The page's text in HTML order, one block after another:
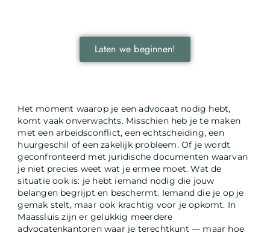
Het moment waarop je een advocaat nodig hebt,
komt vaak onverwachts. Misschien heb je te maken
met een arbeidsconflict, een echtscheiding, een
huurgeschil of een zakelijk probleem. Of je wordt
geconfronteerd met juridische documenten waarvan
je niet precies weet wat je ermee moet. Wat de
situatie ook is: je hebt iemand nodig die jouw
belangen begrijpt en beschermt. Iemand die je op je
gemak stelt, maar ook krachtig voor je opkomt. In
Maassluis zijn er gelukkig meerdere
advocatenkantoren waar je terechtkunt — maar hoe
Laten we beginnen!